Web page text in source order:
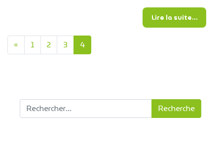
Lire la suite…from
Navigation dans les
« 1 2 3 4
Recherche pour :